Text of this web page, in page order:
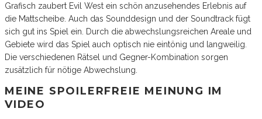
Grafisch zaubert Evil West ein schön anzusehendes Erlebnis auf
die Mattscheibe. Auch das Sounddesign und der Soundtrack fügt
sich gut ins Spiel ein. Durch die abwechslungsreichen Areale und
Gebiete wird das Spiel auch optisch nie eintönig und langweilig.
Die verschiedenen Rätsel und Gegner-Kombination sorgen
zusätzlich für nötige Abwechslung.
MEINE SPOILERFREIE MEINUNG IM
VIDEO